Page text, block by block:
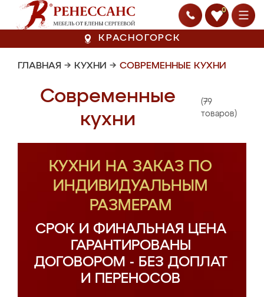
0
КРАСНОГОРСК
ГЛАВНАЯ → КУХНИ → СОВРЕМЕННЫЕ КУХНИ
Современные
кухни
(79
товаров)
КУХНИ НА ЗАКАЗ ПО
ИНДИВИДУАЛЬНЫМ
РАЗМЕРАМ
СРОК И ФИНАЛЬНАЯ ЦЕНА
ГАРАНТИРОВАНЫ
ДОГОВОРОМ - БЕЗ ДОПЛАТ
И ПЕРЕНОСОВ